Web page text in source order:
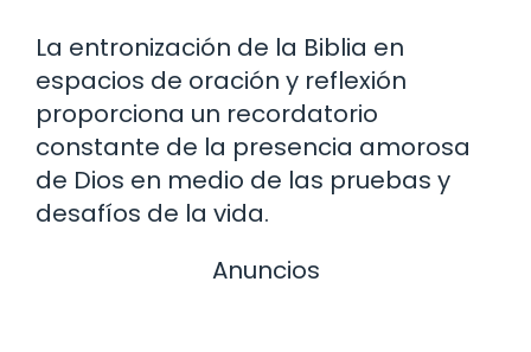
La entronización de la Biblia en
espacios de oración y reflexión
proporciona un recordatorio
constante de la presencia amorosa
de Dios en medio de las pruebas y
desafíos de la vida.
Anuncios